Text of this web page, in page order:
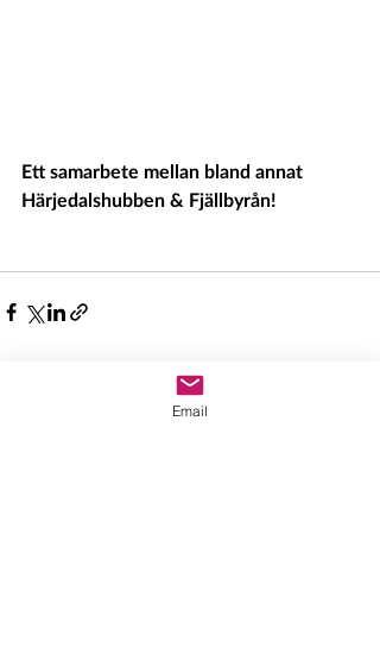
Ett samarbete mellan bland annat
Härjedalshubben & Fjällbyrån!
Email